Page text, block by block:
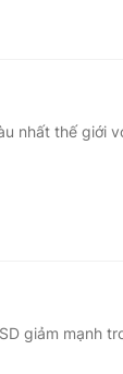
nhất thế giới
giảm mạnh